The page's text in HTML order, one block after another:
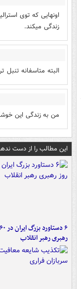
اونهایی که توی
زندگی میکند.
البته متاسفانه
من به زندگی این
این مطالب را از دست
رهبری رهبر انقلاب